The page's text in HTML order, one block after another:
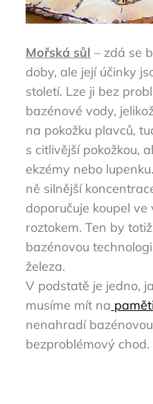
Mořská sůl – zdá se
doby, ale její účinky
století. Lze ji bez
bazénové vody,
na pokožku plavců,
s citlivější pokožkou,
ekzémy nebo
ně silnější
doporučuje koupel ve
roztokem. Ten by
bazénovou
železa.
V podstatě je jedno,
musíme mít na paměti
nenahradí
bezproblémový chod.